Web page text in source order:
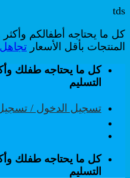
tds
كل ما يحتاجه أطفالكم
المنتجات بأقل الأسعار تجاهل
تخطي
للمحتوى
كل ما يحتاجه طفلك
التسليم
تسجيل الدخول /
كل ما يحتاجه طفلك
التسليم